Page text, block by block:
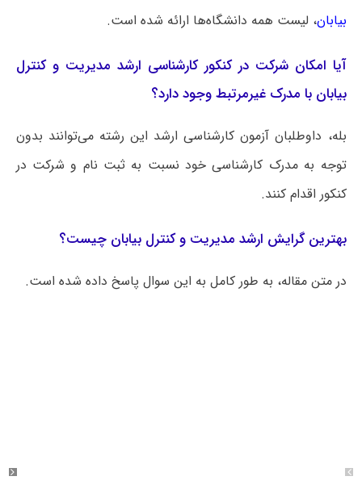
بیابان، لیست همه دانشگاه‌ها ارائه شده است.
آیا امکان شرکت در کنکور کارشناسی ارشد مدیریت و کنترل
بیابان با مدرک غیرمرتبط وجود دارد؟
بله، داوطلبان آزمون کارشناسی ارشد این رشته می‌توانند بدون
توجه به مدرک کارشناسی خود نسبت به ثبت نام و شرکت در
کنکور اقدام کنند.
بهترین گرایش ارشد مدیریت و کنترل بیابان چیست؟
در متن مقاله، به طور کامل به این سوال پاسخ داده شده است.